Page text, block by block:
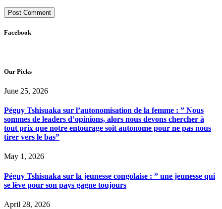
Facebook
Our Picks
June 25, 2026
Péguy Tshisuaka sur l’autonomisation de la femme : ” Nous
sommes de leaders d’opinions, alors nous devons chercher à
tout prix que notre entourage soit autonome pour ne pas nous
tirer vers le bas”
May 1, 2026
Péguy Tshisuaka sur la jeunesse congolaise : ” une jeunesse qui
se lève pour son pays gagne toujours
April 28, 2026